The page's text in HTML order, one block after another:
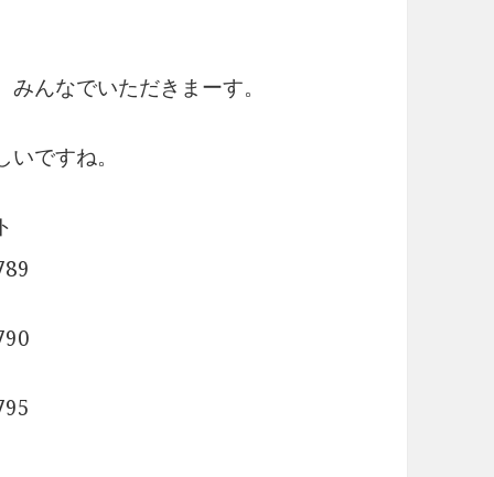
んなでいただきまーす。
ですね。